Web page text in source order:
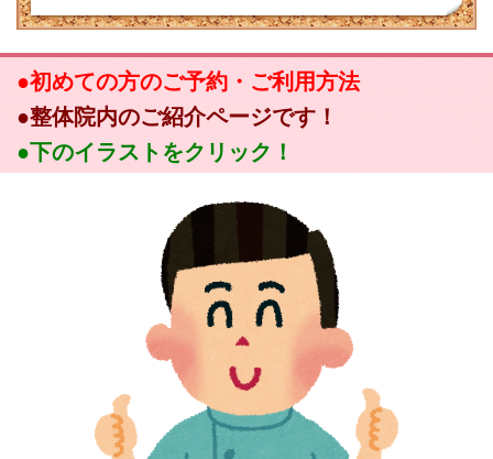
●初めての方のご予約・ご利用方法
●整体院内のご紹介ページです！
●下のイラストをクリック！